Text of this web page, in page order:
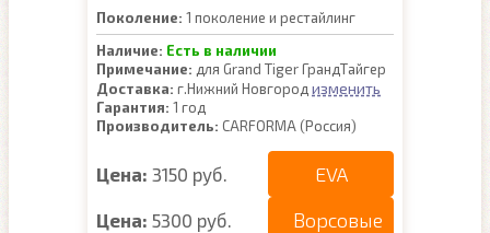
Поколение: 1 поколение и рестайлинг
Наличие: Есть в наличии
Примечание: для Grand Tiger ГрандТайгер
Доставка: г.Нижний Новгород изменить
Гарантия: 1 год
Производитель: CARFORMA (Россия)
Цена: 3150 руб. EVA
Цена: 5300 руб. Ворсовые